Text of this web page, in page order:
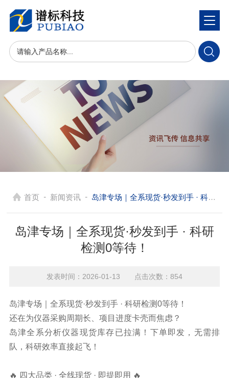
首页 - 新闻资讯 - 岛津专场｜全系现货·秒发到手 · 科研检测0等待！
岛津专场｜全系现货·秒发到手 · 科研
检测0等待！
发表时间：2026-01-13 点击次数：854
岛津专场｜全系现货·秒发到手 · 科研检测0等待！
还在为仪器采购周期长、项目进度卡壳而焦虑？
岛津全系分析仪器现货库存已拉满！下单即发，无需排
队，科研效率直接起飞！
🔥 四大品类 · 全线现货 · 即提即用 🔥